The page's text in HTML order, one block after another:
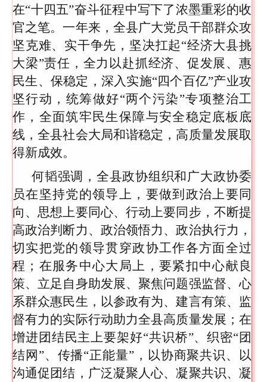
在“十四五”奋斗征程中写下了浓墨重彩的收
官之笔。一年来，全县广大党员干部群众攻
坚克难、实干争先，坚决扛起“经济大县挑
大梁”责任，全力以赴抓经济、促发展、惠
民生、保稳定，深入实施“四个百亿”产业攻
坚行动，统筹做好“两个污染”专项整治工
作，全面筑牢民生保障与安全稳定底板底
线，全县社会大局和谐稳定，高质量发展取
得新成效。
何韬强调，全县政协组织和广大政协委
员在坚持党的领导上，要做到政治上要同
向、思想上要同心、行动上要同步，不断提
高政治判断力、政治领悟力、政治执行力，
切实把党的领导贯穿政协工作各方面全过
程；在服务中心大局上，要紧扣中心献良
策、立足自身助发展、聚焦问题强监督、心
系群众惠民生，以参政有为、建言有策、监
督有力的实际行动助力全县高质量发展；在
增进团结民主上要架好“共识桥”、织密“团
结网”、传播“正能量”，以协商聚共识、以
沟通促团结，广泛凝聚人心、凝聚共识、凝